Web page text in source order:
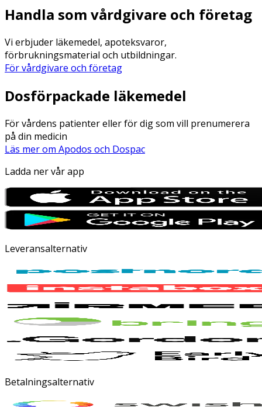
Handla som vårdgivare och företag
Vi erbjuder läkemedel, apoteksvaror,
förbrukningsmaterial och utbildningar.
För vårdgivare och företag
Dosförpackade läkemedel
För vårdens patienter eller för dig som vill prenumerera
på din medicin
Läs mer om Apodos och Dospac
Ladda ner vår app
Leveransalternativ
Betalningsalternativ